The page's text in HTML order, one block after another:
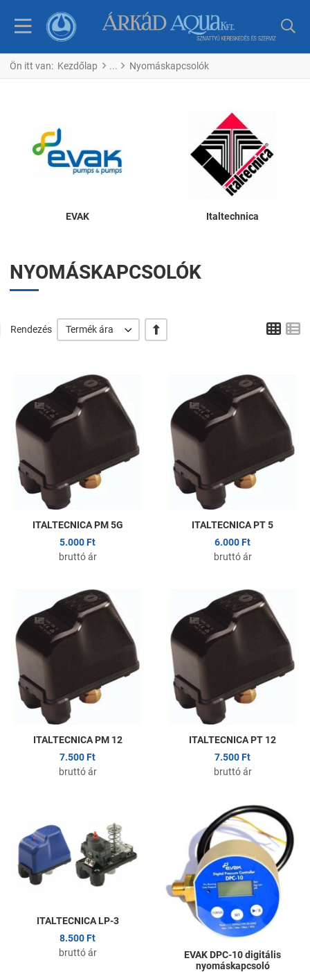
Ön itt van: Kezdőlap Nyomáskapcsolók
EVAK Italtechnica
NYOMÁSKAPCSOLÓK
Rendezés Termék ára +/-
Kedvencekhez adom
Összehasonlítom
Gyors nézet
ITALTECNICA PM 5G
5.000 Ft
bruttó ár
ITALTECNICA PT 5
6.000 Ft
bruttó ár
Kedvencekhez adom
Összehasonlítom
Gyors nézet
ITALTECNICA PM 12
7.500 Ft
bruttó ár
ITALTECNICA PT 12
7.500 Ft
bruttó ár
Kedvencekhez adom
Összehasonlítom
Gyors nézet
ITALTECNICA LP-3
8.500 Ft
bruttó ár
EVAK DPC-10 digitális
nyomáskapcsoló